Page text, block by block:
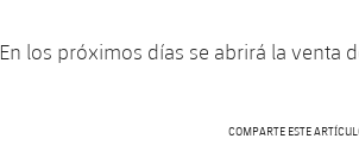
En los próximos días se abrirá la venta
COMPARTE ESTE